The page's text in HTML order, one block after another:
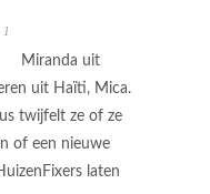
Miranda uit
uit Haïti, Mica.
twijfelt ze of ze
of een nieuwe
laten